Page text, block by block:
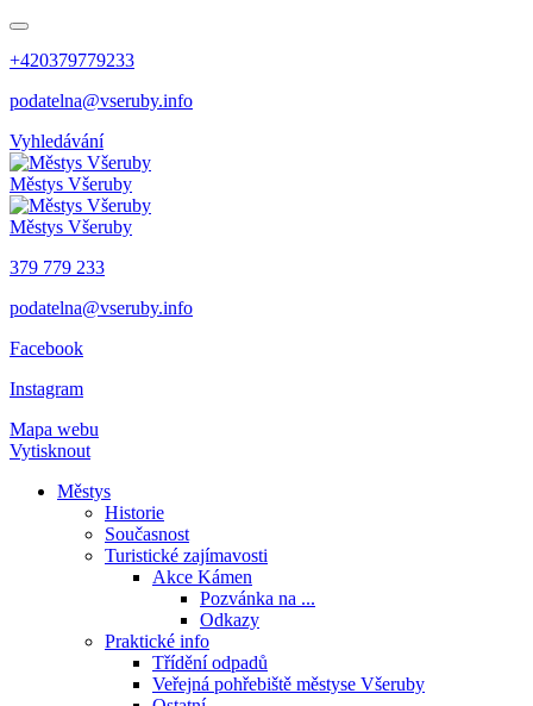
+420379779233
podatelna@vseruby.info
Vyhledávání
Městys Všeruby
Městys Všeruby
379 779 233
podatelna@vseruby.info
Facebook
Instagram
Mapa webu
Vytisknout
Městys
Historie
Současnost
Turistické zajímavosti
Akce Kámen
Pozvánka na ...
Odkazy
Praktické info
Třídění odpadů
Veřejná pohřebiště městyse Všeruby